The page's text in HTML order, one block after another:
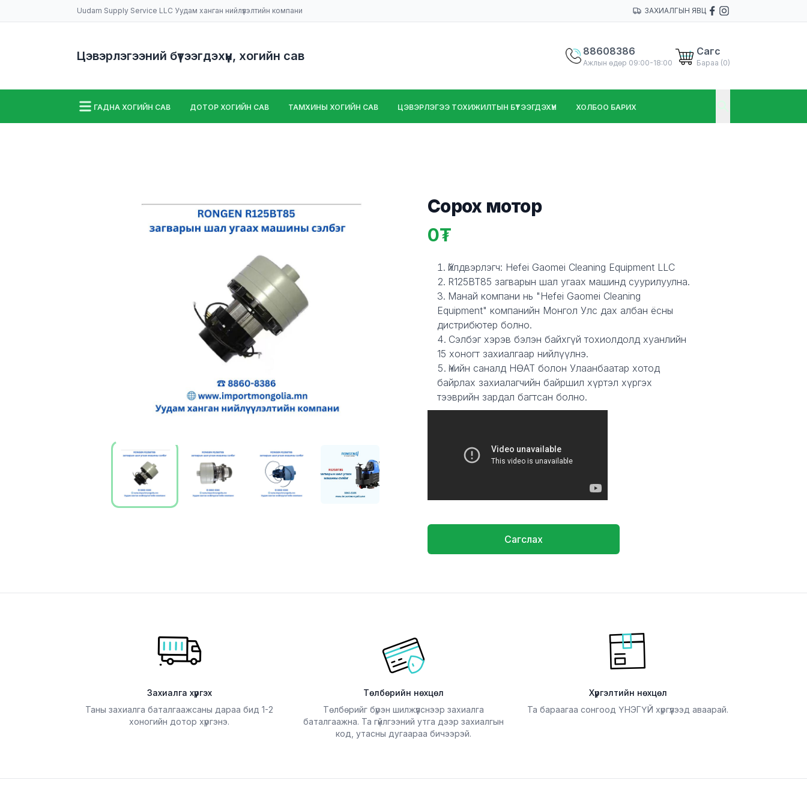
Uudam Supply Service LLC Уудам ханган нийлүүлэлтийн компани ЗАХИАЛГЫН ЯВЦ
Цэвэрлэгээний бүтээгдэхүүн, хогийн сав 88608386
Ажлын өдөр 09:00-18:00
Сагс
Бараа (0)
ГАДНА ХОГИЙН САВ ДОТОР ХОГИЙН САВ ТАМХИНЫ ХОГИЙН САВ ЦЭВЭРЛЭГЭЭ ТОХИЖИЛТЫН БҮТЭЭГДЭХҮҮН ХОЛБОО БАРИХ
Сорох мотор
Product information
0
Description
Үйлдвэрлэгч: Hefei Gaomei Cleaning Equipment LLC
R125BT85 загварын шал угаах машинд суурилуулна.
Манай компани нь "Hefei Gaomei Cleaning
Equipment" компанийн Монгол Улс дах албан ёсны
дистрибютер болно.
Сэлбэг хэрэв бэлэн байхгүй тохиолдолд хуанлийн
15 хоногт захиалгаар нийлүүлнэ.
Үнийн саналд НӨАТ болон Улаанбаатар хотод
байрлах захиалагчийн байршил хүртэл хүргэх
тээврийн зардал багтсан болно.
Сагслах
Захиалга хүргэх
Таны захиалга баталгаажсаны дараа бид 1-2
хоногийн дотор хүргэнэ.
Төлбөрийн нөхцөл
Төлбөрийг бүрэн шилжүүлснээр захиалга
баталгаажна. Та гүйлгээний утга дээр захиалгын
код, утасны дугаараа бичээрэй.
Хүргэлтийн нөхцөл
Та бараагаа сонгоод ҮНЭГҮЙ хүргүүлээд аваарай.